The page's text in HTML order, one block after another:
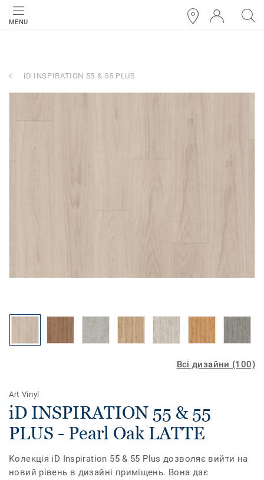
MENU
iD INSPIRATION 55 & 55 PLUS
Всі дизайни (100)
Art Vinyl
iD INSPIRATION 55 & 55
PLUS - Pearl Oak LATTE
Колекція iD Inspiration 55 & 55 Plus дозволяє вийти на
новий рівень в дизайні приміщень. Вона дає